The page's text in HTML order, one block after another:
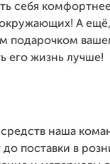
себя
А
подарочком
его жизнь лучше!
наша
поставки в